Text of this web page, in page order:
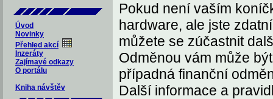
Úvod
Novinky
Přehled akcí
Inzeráty
Zajímavé odkazy
O portálu
Kniha návštěv
Pokud není vaším
hardware, ale jste
můžete se zúčastnit
Odměnou vám může
případná finanční
Další informace a